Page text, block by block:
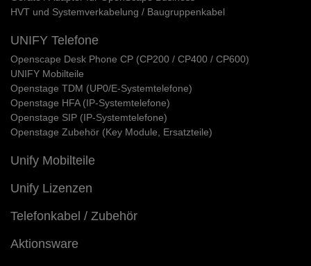
HVT und Systemverkabelung / Baugruppenkabel
UNIFY Telefone
Openscape Desk Phone CP (CP200 / CP400 / CP600)
UNIFY Mobilteile
Openstage TDM (UP0/E-Systemtelefone)
Openstage HFA (IP-Systemtelefone)
Openstage SIP (IP-Systemtelefone)
Openstage Zubehör (Key Module, Ersatzteile)
Unify Mobilteile
Unify Lizenzen
Telefonkabel / Zubehör
Aktionsware